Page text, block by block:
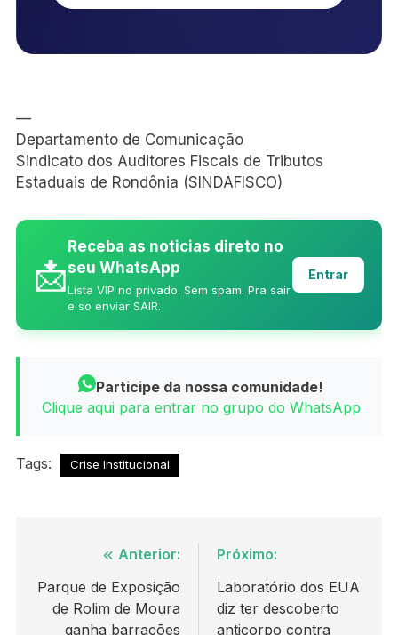
—
Departamento de Comunicação
Sindicato dos Auditores Fiscais de Tributos
Estaduais de Rondônia (SINDAFISCO)
📩
Receba as noticias direto no
seu WhatsApp
Lista VIP no privado. Sem spam. Pra sair
e so enviar SAIR.
Entrar
Participe da nossa comunidade!
Clique aqui para entrar no grupo do WhatsApp
Tags: Crise Institucional
Navegação
de
Post
Anterior:
Parque de Exposição
de Rolim de Moura
ganha barracões
Próximo:
Laboratório dos EUA
diz ter descoberto
anticorpo contra